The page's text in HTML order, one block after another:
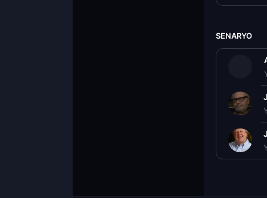
SENARYO